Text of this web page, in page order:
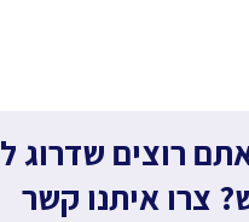
רוצים שדרוג
צרו איתנו קשר